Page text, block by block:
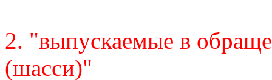
2. "выпускаемые в
(шасси)"